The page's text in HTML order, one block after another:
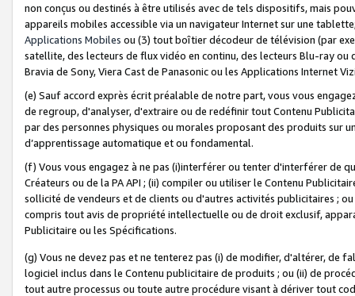
non conçus ou destinés à être utilisés avec de tels dispositifs, mais
appareils mobiles accessible via un navigateur Internet sur une
Applications Mobiles ou (3) tout boîtier décodeur de télévision (par
satellite, des lecteurs de flux vidéo en continu, des lecteurs Blu-ray
Bravia de Sony, Viera Cast de Panasonic ou les Applications Internet
(e) Sauf accord exprès écrit préalable de notre part, vous vous
de regroup, d'analyser, d'extraire ou de redéfinir tout Contenu
par des personnes physiques ou morales proposant des produits sur
d’apprentissage automatique et ou fondamental.
(f) Vous vous engagez à ne pas (i)interférer ou tenter d'interférer de
Créateurs ou de la PA API ; (ii) compiler ou utiliser le Contenu
sollicité de vendeurs et de clients ou d'autres activités publicitaires ;
compris tout avis de propriété intellectuelle ou de droit exclusif,
Publicitaire ou les Spécifications.
(g) Vous ne devez pas et ne tenterez pas (i) de modifier, d'altérer, de
logiciel inclus dans le Contenu publicitaire de produits ; ou (ii) de
tout autre processus ou toute autre procédure visant à dériver tout